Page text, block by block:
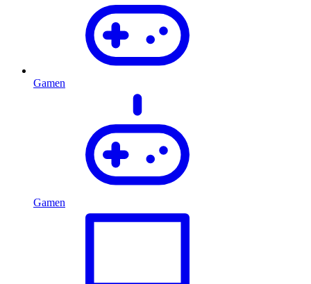
Gamen
Gamen